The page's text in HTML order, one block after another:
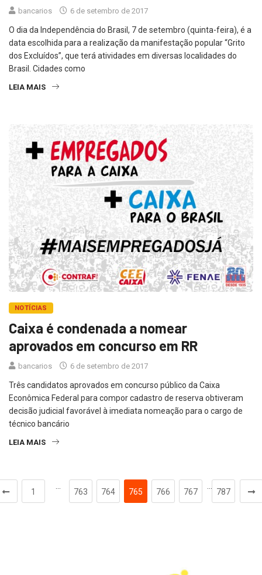
bancarios 6 de setembro de 2017
O dia da Independência do Brasil, 7 de setembro (quinta-feira), é a
data escolhida para a realização da manifestação popular “Grito
dos Excluídos”, que terá atividades em diversas localidades do
Brasil. Cidades como
LEIA MAIS
NOTÍCIAS
Caixa é condenada a nomear
aprovados em concurso em RR
bancarios 6 de setembro de 2017
Três candidatos aprovados em concurso público da Caixa
Econômica Federal para compor cadastro de reserva obtiveram
decisão judicial favorável à imediata nomeação para o cargo de
técnico bancário
LEIA MAIS
1 763 764 765 766 767 787